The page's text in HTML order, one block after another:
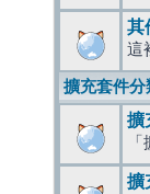
其
這
擴充套件分
擴
擴